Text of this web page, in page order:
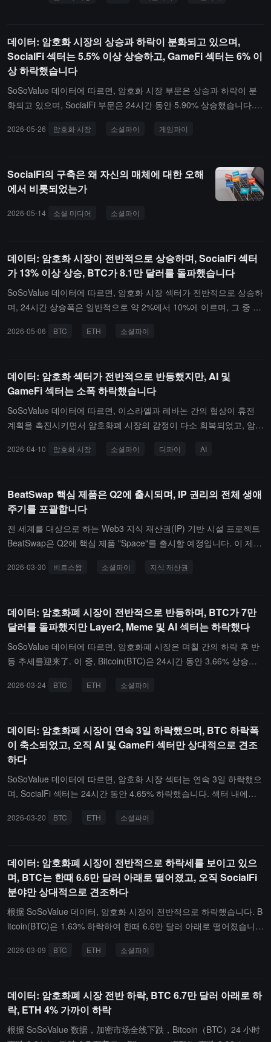
하락했지만, Celestia(TIA)는 역으로 5.40% 상승했습니다; Meme 부
문은 1.55% 하락했지만, BUILDon(B)은 6.27% 상승했습니다; PayFi
부문은 2.04% 하락했으며, Telcoin(TEL)은 8.06% 상승했습니다.부
문 역사적 시세를 반영하는 암호화 부문 지수는 ssiAI, ssiDePIN, ssi
RWA 지수가 각각 7.86%, 5.26%, 2.97% 하락했다고 보여줍니다.
Audiera(BEAT)는 9.51% 상승했습니다.다른 부문에서는, CeFi 부문
이 24시간 동안 0.20% 하락했으며, 부문 내에서 Gate(GT)는 상대적
으로 견조하여 1.10% 상승했습니다. Layer2 부문은 0.36% 하락했지
만, zkSync(ZK)는 5.66% 상승했습니다. Layer1 부문은 1.45% 하락
했으며, NEAR Protocol(NEAR)은 장중에 5.09% 상승했습니다. Mem
47% 상승했습니다. PayFi 부문은 2.10% 하락했지만, Litecoin(LTC)
3% 하락, 3.76% 하락했다고 나타냈습니다.
데이터: 암호화 시장의 상승과 하락이 분화되고 있으며,
SocialFi 섹터는 5.5% 이상 상승하고, GameFi 섹터는 6% 이
상 하락했습니다
SoSoValue 데이터에 따르면, 암호화 시장 부문은 상승과 하락이 분
화되고 있으며, SocialFi 부문은 24시간 동안 5.90% 상승했습니다.
부문은 2.99% 상승했으며, 부문 내에서 Render(렌더)는 9.24% 상승
니다; Layer2 부문은 0.06% 상승했으며, Celestia(셀레스티아)는 11.
44% 상승했습니다.또한, Layer1 부문은 0.28% 하락했지만 NEAR Pr
하락했으며, Bitget Token(비트겟 토큰)은 상대적으로 견조하게 0.7
며, Ultima(울티마)는 장중 1.59% 상승했습니다; DeFi 부문은 2.22%
하락했으며, Hyperliquid(하이퍼리퀴드)는 사상 최고치 이후 3.28%
조정되어 60달러 아래로 떨어졌습니다.부문 역사적 시세를 반영하는
암호화 부문 지수는 ssiSocialFi와 ssiLayer2 지수가 각각 7.27%와 0.
2026-05-26 암호화 시장 소셜파이 게임파이
SocialFi의 구축은 왜 자신의 매체에 대한 오해
에서 비롯되었는가
2026-05-14 소셜 미디어 소셜파이
데이터: 암호화 시장이 전반적으로 상승하며, SocialFi 섹터
가 13% 이상 상승, BTC가 8.1만 달러를 돌파했습니다
SoSoValue 데이터에 따르면, 암호화 시장 섹터가 전반적으로 상승하
며, 24시간 상승폭은 일반적으로 약 2%에서 10%에 이르며, 그 중 So
내에서 Toncoin(톤코인, TON)과 Chiliz(칠리즈, CHZ)는 각각 15.7
러에 근접했습니다.눈에 띄는 성과를 보인 섹터로는 Meme 섹터가 2
4시간 동안 6.18% 상승했으며, 그 중 MemeCore(M)는 30.57% 상승
했습니다. DePIN 섹터는 4.8% 상승했으며, 그 중 Filecoin(FIL)은 9.9
6% 상승했습니다. AI 섹터는 4.14% 상승했으며, SkyAI(SKYAI)는 25.
했으며, 섹터 내에서 Morpho Token(MORPHO)은 10.04% 상승했습
4% 상승했습니다. CeFi 섹터는 1.3% 상승했으며, FTX(FTT)는 18.0
3% 상승했습니다.섹터의 역사적 시장 상황을 반영하는 암호화 섹터
지수는 ssiSocialFi, ssiMeme, ssiDePIN이 각각 14.25%, 7.56%, 5.3
6% 상승했다고 나타냅니다.
2026-05-06 BTC ETH 소셜파이
데이터: 암호화 섹터가 전반적으로 반등했지만, AI 및
GameFi 섹터는 소폭 하락했습니다
SoSoValue 데이터에 따르면, 이스라엘과 레바논 간의 협상이 휴전
계획을 촉진시키면서 암호화폐 시장의 감정이 다소 회복되었고, 암호
과를 보이며 24시간 동안 3.01% 상승했습니다. 이 섹터 내에서 Tonc
며, 이더리움(ETH)은 0.91% 상승하여 2200달러에 근접했습니다.한
편, MAG7.ssi는 1.27% 상승했고, DEFI.ssi는 1.86% 상승했으며, ME
ME.ssi는 1.63% 상승했습니다.다른 섹터에서는 DeFi 섹터가 24시간
동안 2.77% 상승했으며, 이 섹터 내에서 Hyperliquid(하이퍼리퀴드,
그 중 Arbitrum(아비트럼, ARB)은 9.32% 상승했습니다. Layer1 섹터
상승했습니다. CeFi 섹터는 0.63% 상승했으며, Bitget Token(비트겟
토큰, BGB)은 2.70% 상승했습니다.또한, AI 및 GameFi 섹터는 24시
간 동안 각각 0.17%, 0.67% 하락했으며, AI 섹터 내에서 Bittensor(비
텐서, TAO)는 9.86% 하락했습니다. GameFi 섹터에서는 Immutable
섹터의 역사적 시장 상황을 반영하는 암호화폐 섹터 지수는 ssiDeFi,
2026-04-10 암호화 시장 소셜파이 디파이 AI
BeatSwap 핵심 제품은 Q2에 출시되며, IP 권리의 전체 생애
주기를 포괄합니다
전 세계를 대상으로 하는 Web3 지식 재산권(IP) 기반 시설 프로젝트
BeatSwap은 Q2에 핵심 제품 "Space"를 출시할 예정입니다. 이 제품
접적인 연결을 목표로 하고 있으며, 플랫폼의 다른 모듈과 깊은 연동
umption); 보상(Rewards); 거래(Trading). 공지에 따르면, 이 제품의
출시는 BeatSwap이 전체 스택 Web3 기반 시설로 발전하는 것을 의
미합니다. IP 인증 및 체인 상 등록, 수익 분배, 인센티브 메커니즘 등
의 통합을 통해 플랫폼은 IP 권리가 동일한 생태계 내에서 "생성---사
구축합니다.
2026-03-30 비트스왑 소셜파이 지식 재산권
데이터: 암호화폐 시장이 전반적으로 반등하며, BTC가 7만
달러를 돌파했지만 Layer2, Meme 및 AI 섹터는 하락했다
SoSoValue 데이터에 따르면, 암호화폐 시장은 며칠 간의 하락 후 반
등 추세를迎来了. 이 중, Bitcoin(BTC)은 24시간 동안 3.66% 상승하
00 달러를 돌파했습니다.또한, SocialFi 섹터는 4.61% 상승하며 두드
yFi 섹터가 24시간 동안 1.79% 상승했으며, 섹터 내에서 Dash(DAS
H)는 5.12% 상승했습니다; Layer1 섹터는 1.78% 상승했으며, Aptos
(APT)는 10.36% 상승했습니다; CeFi 섹터는 0.95% 상승했으며, NE
XO(NEXO)는 2.16% 상승했습니다; DeFi 섹터는 0.81% 상승했으며,
Aerodrome Finance(AERO)는 13.61% 상승했습니다.다른 섹터의
상승했습니다; Meme 섹터는 1.13% 하락했지만, Banana For Scale
락했습니다.섹터의 역사적 시장 상황을 반영하는 암호화폐 섹터 지수
는 ssiAI, ssiDePIN, ssiSocialFi 지수가 각각 5.53%, 5.30%, 4.61%
상승했다고 나타냈습니다.
2026-03-24 BTC ETH 소셜파이
데이터: 암호화폐 시장이 연속 3일 하락했으며, BTC 하락폭
이 축소되었고, 오직 AI 및 GameFi 섹터만 상대적으로 견조
하다
SoSoValue 데이터에 따르면, 암호화 시장 섹터는 연속 3일 하락했으
며, SocialFi 섹터는 24시간 동안 4.65% 하락했습니다. 섹터 내에서 T
24시간 동안 0.88% 하락하여 한때 6.9만 달러 아래로 떨어졌으나, 현
ameFi 섹터만 두드러진 성과를 보였으며, 24시간 동안 0.24% 상승
했습니다. 그 중 Axie Infinity（AXS）は 3.84% 상승했습니다. 다른
섹터의 경우, PayFi 섹터는 24시간 동안 0.5% 하락했지만 eCash（X
EC）は 2.55% 상승했습니다. Meme 섹터는 1.15% 하락했으며, 섹
터 내에서 PIPPIN（PIPPIN）は 12.38% 대폭 상승했습니다. Layer1
Layer2 섹터는 1.43% 하락했으며, Celestia（TIA）は 3.08% 하락했
PHO）は 상대적으로 견고하여 2.15% 상승했습니다.섹터의 역사적
시장 상황을 반영하는 암호화 섹터 지수는 ssiSocialFi, ssiDeFi, ssiL
ayer1 지수가 각각 4.89%, 1.62%, 1.23% 하락했다고 보여줍니다.
2026-03-20 BTC ETH 소셜파이
데이터: 암호화폐 시장이 전반적으로 하락세를 보이고 있으
며, BTC는 한때 6.6만 달러 아래로 떨어졌고, 오직 SocialFi
분야만 상대적으로 견조하다
根据 SoSoValue 데이터, 암호화 시장이 전반적으로 하락했습니다. B
itcoin(BTC)은 1.63% 하락하여 한때 6.6만 달러 아래로 떨어졌습니
니다. 오직 SocialFi 섹터만 상대적으로 견조하여 24시간 동안 0.53%
했으며, 그 중 Mantle(MNT)는 3.61% 하락했습니다; PayFi 섹터는 1.
17% 하락했지만 Trust Wallet(TWT)은 1.91% 상승했습니다; CeFi 섹
터는 0.87% 하락했으며, Aster(ASTER)는 0.15% 상승했습니다; Me
2026-03-09 BTC ETH 소셜파이
데이터: 암호화폐 시장 전반 하락, BTC 6.7만 달러 아래로 하
락, ETH 4% 가까이 하락
根据 SoSoValue 数据，加密市场全线下跌，Bitcoin（BTC）24 小时